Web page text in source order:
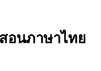
อนภาษาไทย